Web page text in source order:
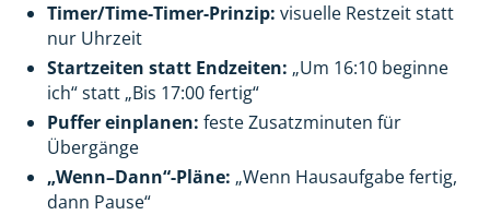
Timer/Time-Timer-Prinzip: visuelle Restzeit statt
nur Uhrzeit
Startzeiten statt Endzeiten: „Um 16:10 beginne
ich“ statt „Bis 17:00 fertig“
Puffer einplanen: feste Zusatzminuten für
Übergänge
„Wenn–Dann“-Pläne: „Wenn Hausaufgabe fertig,
dann Pause“